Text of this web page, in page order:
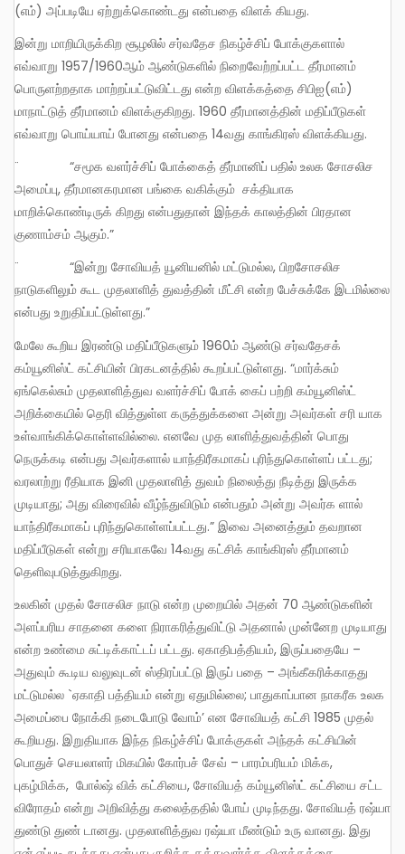
(எம்) அப்படியே ஏற்றுக்கொண்டது என்பதை விளக் கியது.
இன்று மாறியிருக்கிற சூழலில் சர்வதேச நிகழ்ச்சிப் போக்குகளால்
எவ்வாறு 1957/1960ஆம் ஆண்டுகளில் நிறைவேற்றப்பட்ட தீர்மானம்
பொருளற்றதாக மாற்றப்பட்டுவிட்டது என்ற விளக்கத்தை சிபிஐ(எம்)
மாநாட்டுத் தீர்மானம் விளக்குகிறது. 1960 தீர்மானத்தின் மதிப்பீடுகள்
எவ்வாறு பொய்யாய் போனது என்பதை 14வது காங்கிரஸ் விளக்கியது.
¨ “சமூக வளர்ச்சிப் போக்கைத் தீர்மானிப் பதில் உலக சோசலிச
அமைப்பு, தீர்மானகரமான பங்கை வகிக்கும் சக்தியாக
மாறிக்கொண்டிருக் கிறது என்பதுதான் இந்தக் காலத்தின் பிரதான
குணாம்சம் ஆகும்.”
¨ “இன்று சோவியத் யூனியனில் மட்டுமல்ல, பிறசோசலிச
நாடுகளிலும் கூட முதலாளித் துவத்தின் மீட்சி என்ற பேச்சுக்கே இடமில்லை
என்பது உறுதிப்பட்டுள்ளது.”
மேலே கூறிய இரண்டு மதிப்பீடுகளும் 1960ம் ஆண்டு சர்வதேசக்
கம்யூனிஸ்ட் கட்சியின் பிரகடனத்தில் கூறப்பட்டுள்ளது. “மார்க்சும்
ஏங்கெல்சும் முதலாளித்துவ வளர்ச்சிப் போக் கைப் பற்றி கம்யூனிஸ்ட்
அறிக்கையில் தெரி வித்துள்ள கருத்துக்களை அன்று அவர்கள் சரி யாக
உள்வாங்கிக்கொள்ளவில்லை. எனவே முத லாளித்துவத்தின் பொது
நெருக்கடி என்பது அவர்களால் யாந்திரீகமாகப் புரிந்துகொள்ளப் பட்டது;
வரலாற்று ரீதியாக இனி முதலாளித் துவம் நிலைத்து நீடித்து இருக்க
முடியாது; அது விரைவில் வீழ்ந்துவிடும் என்பதும் அன்று அவர்க ளால்
யாந்திரீகமாகப் புரிந்துகொள்ளப்பட்டது.” இவை அனைத்தும் தவறான
மதிப்பீடுகள் என்று சரியாகவே 14வது கட்சிக் காங்கிரஸ் தீர்மானம்
தெளிவுபடுத்துகிறது.
உலகின் முதல் சோசலிச நாடு என்ற முறையில் அதன் 70 ஆண்டுகளின்
அளப்பரிய சாதனை களை நிராகரித்துவிட்டு அதனால் முன்னேற முடியாது
என்ற உண்மை சுட்டிக்காட்டப் பட்டது. ஏகாதிபத்தியம், இருப்பதையே –
அதுவும் கூடிய வலுவுடன் ஸ்திரப்பட்டு இருப் பதை – அங்கீகரிக்காதது
மட்டுமல்ல `ஏகாதி பத்தியம் என்று ஏதுமில்லை; பாதுகாப்பான நாகரீக உலக
அமைப்பை நோக்கி நடைபோடு வோம்’ என சோவியத் கட்சி 1985 முதல்
கூறியது. இறுதியாக இந்த நிகழ்ச்சிப் போக்குகள் அந்தக் கட்சியின்
பொதுச் செயலாளர் மிகயில் கோர்பச் சேவ் – பாரம்பரியம் மிக்க,
புகழ்மிக்க, போல்ஷ் விக் கட்சியை, சோவியத் கம்யூனிஸ்ட் கட்சியை சட்ட
விரோதம் என்று அறிவித்து கலைத்ததில் போய் முடிந்தது. சோவியத் ரஷ்யா
துண்டு துண் டானது. முதலாளித்துவ ரஷ்யா மீண்டும் உரு வானது. இது